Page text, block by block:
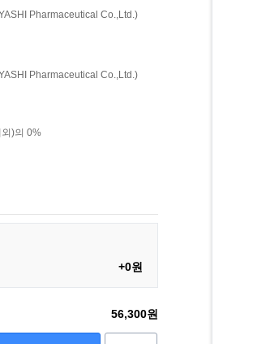
Pharmaceutical Co.,Ltd.)
Pharmaceutical Co.,Ltd.)
)의 0%
+0원
56,300원